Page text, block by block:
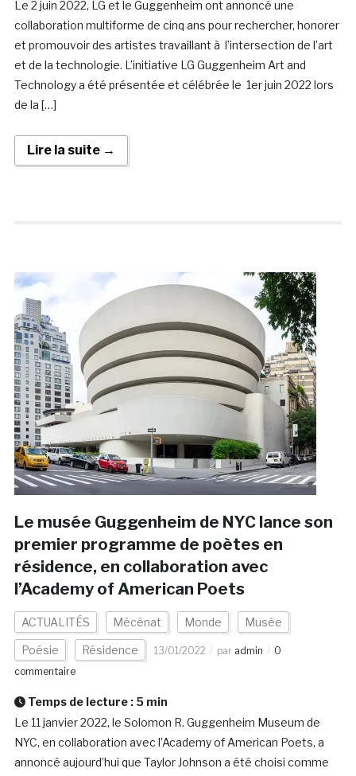
Le 2 juin 2022, LG et le Guggenheim ont annoncé une
collaboration multiforme de cinq ans pour rechercher, honorer
et promouvoir des artistes travaillant à l’intersection de l’art
et de la technologie. L’initiative LG Guggenheim Art and
Technology a été présentée et célébrée le 1er juin 2022 lors
de la […]
Lire la suite →
Le musée Guggenheim de NYC lance son
premier programme de poètes en
résidence, en collaboration avec
l’Academy of American Poets
ACTUALITÉS Mécénat Monde Musée
Poésie Résidence 13/01/2022 par admin
0
commentaire
Temps de lecture : 5 min
Le 11 janvier 2022, le Solomon R. Guggenheim Museum de
NYC, en collaboration avec l’Academy of American Poets, a
annoncé aujourd’hui que Taylor Johnson a été choisi comme